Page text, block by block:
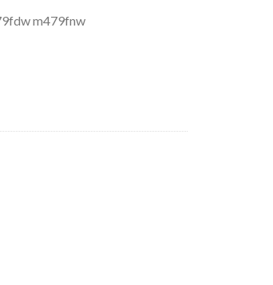
m479fnw
M479FDN M479FDW 數量